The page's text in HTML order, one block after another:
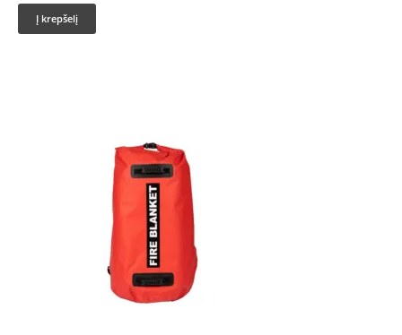
Į krepšelį